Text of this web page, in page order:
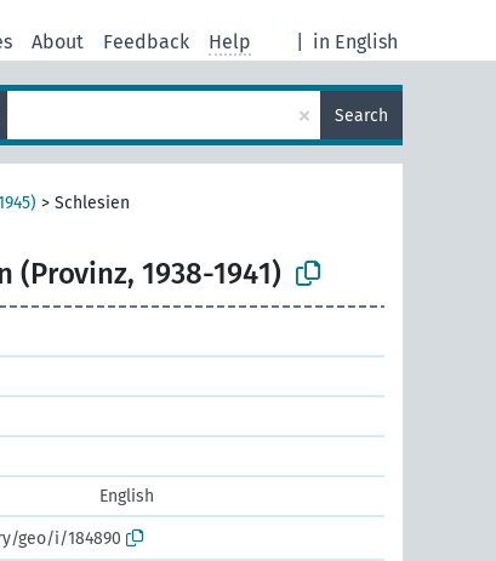
in English
About Feedback Help
× Search
> Schlesien
(Provinz, 1938-1941)
English
geo/i/184890